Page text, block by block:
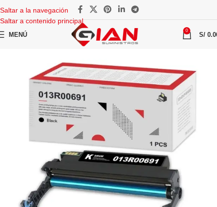
Saltar a la navegación
Saltar a contenido principal
MENÚ
0
S/